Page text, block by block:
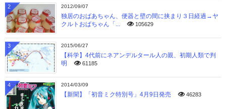
2012/09/07
独居のおばあちゃん、便器と壁の間に挟まり３日経過→ヤ
クルトおばちゃん「...
105629
2
2015/06/27
【科学】4代前にネアンデルタール人の親、初期人類で判
明
61185
3
2014/03/09
【新聞】「初音ミク特別号」4月9日発売 46283
4